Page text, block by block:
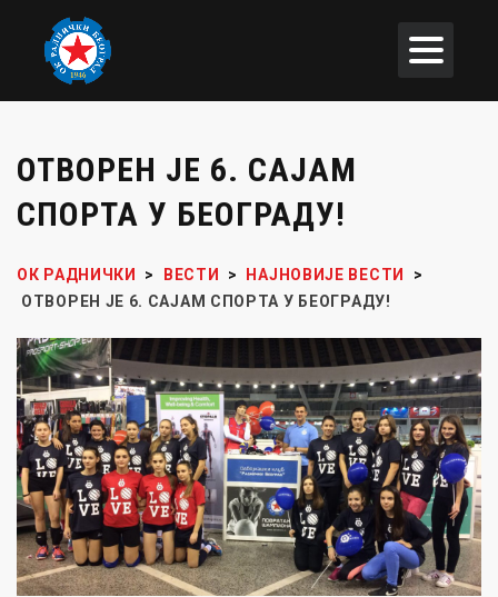
ОТВОРЕН ЈЕ 6. САЈАМ
СПОРТА У БЕОГРАДУ!
ОК РАДНИЧКИ > ВЕСТИ > НАЈНОВИЈЕ ВЕСТИ
>
ОТВОРЕН ЈЕ 6. САЈАМ СПОРТА У БЕОГРАДУ!